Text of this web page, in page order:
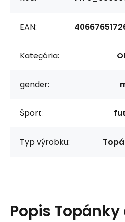
EAN:
Kategória:
gender:
Šport:
Typ výrobku:
Popis Topánky